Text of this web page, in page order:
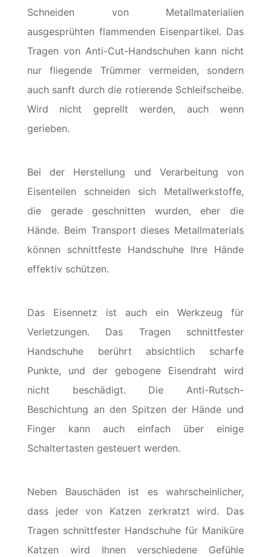
Schneiden von Metallmaterialien
ausgesprühten flammenden Eisenpartikel. Das
Tragen von Anti-Cut-Handschuhen kann nicht
nur fliegende Trümmer vermeiden, sondern
auch sanft durch die rotierende Schleifscheibe.
Wird nicht geprellt werden, auch wenn
gerieben.
Bei der Herstellung und Verarbeitung von
Eisenteilen schneiden sich Metallwerkstoffe,
die gerade geschnitten wurden, eher die
Hände. Beim Transport dieses Metallmaterials
können schnittfeste Handschuhe Ihre Hände
effektiv schützen.
Das Eisennetz ist auch ein Werkzeug für
Verletzungen. Das Tragen schnittfester
Handschuhe berührt absichtlich scharfe
Punkte, und der gebogene Eisendraht wird
nicht beschädigt. Die Anti-Rutsch-
Beschichtung an den Spitzen der Hände und
Finger kann auch einfach über einige
Schaltertasten gesteuert werden.
Neben Bauschäden ist es wahrscheinlicher,
dass jeder von Katzen zerkratzt wird. Das
Tragen schnittfester Handschuhe für Maniküre
Katzen wird Ihnen verschiedene Gefühle